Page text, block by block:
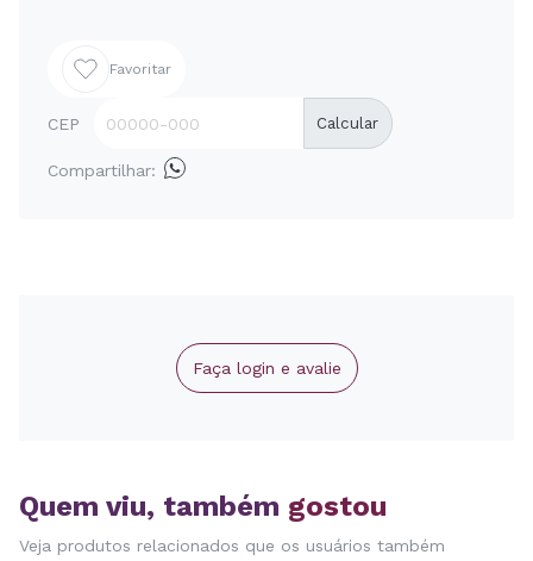
Favoritar
CEP Calcular
Compartilhar:
Faça login e avalie
Quem viu, também gostou
Veja produtos relacionados que os usuários também